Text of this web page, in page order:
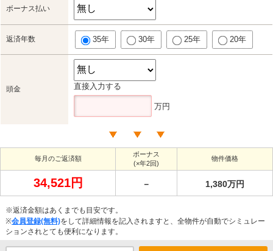
ボーナス払い
返済年数 35年 30年 25年 20年
頭金 直接入力する
万円
毎月のご返済額
ボーナス
(×年2回)
物件価格
34,521円 － 1,380万円
※返済金額はあくまでも目安です。
※会員登録(無料)をして詳細情報を記入されますと、全物件が自動でシミュレー
ションされとても便利になります。